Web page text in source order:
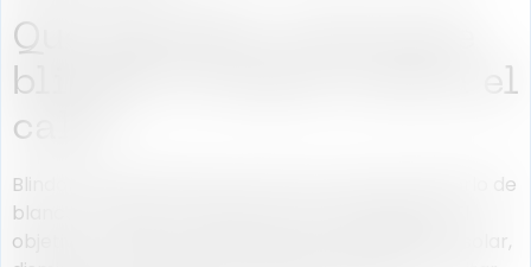
Qué significa realmente
blindar un techo contra el
calor
Blindar térmicamente un techo no es solo “pintarlo de
blanco” ni aplicar cualquier impermeabilizante. El
objetivo real es frenar la absorción de radiación solar,